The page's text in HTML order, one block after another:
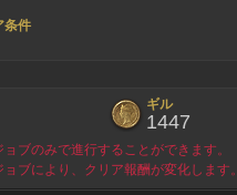
条件
ギル
1447
ブのみで進行することができます。
ブにより、クリア報酬が変化します。